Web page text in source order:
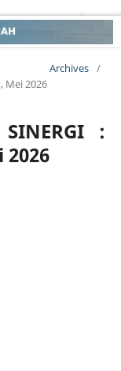
Archives /
Mei 2026
: